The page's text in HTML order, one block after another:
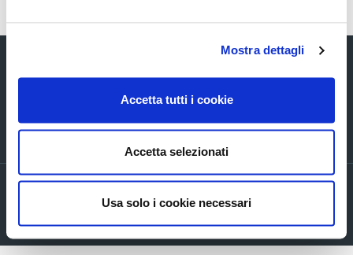
Mostra dettagli
Accetta tutti i cookie
Accetta selezionati
Usa solo i cookie necessari
Via Verizzo, 1030 - 31053 Pieve di Soligo (TV) tel +39 0438 980098 fax +39
0438 82096 C.F. - P.I. - R.I. 03916270261
Company info